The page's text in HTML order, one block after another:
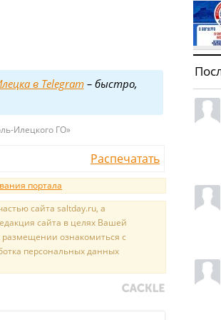
в Telegram– быстро,
Илецкого ГО»
Распечатать
портала
сайта saltday.ru, а
сайта в целях Вашей
ознакомиться с
персональных данных